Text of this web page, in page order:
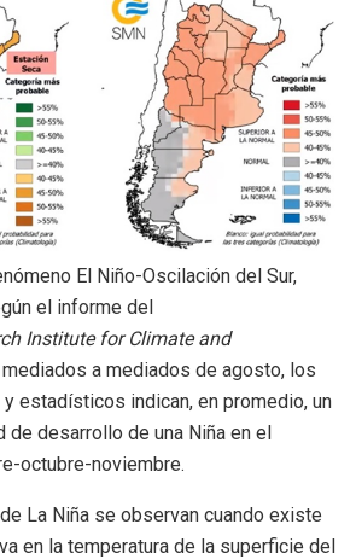
El Niño-Oscilación del Sur,
el informe del
Institute for Climate and
a mediados de agosto, los
estadísticos indican, en promedio, un
de desarrollo de una Niña en el
octubre-noviembre.
La Niña se observan cuando existe
en la temperatura de la superficie del